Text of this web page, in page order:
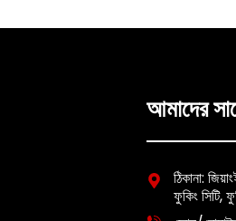
আমাদের
ঠিকানা:
ফুকিং সিটি,